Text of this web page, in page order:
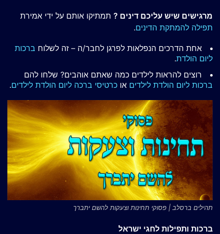
מרגישים שיש עליכם דינים ? תמתיקו אותם על ידי אמירת
תפילה להמתקת הדינים.
אחת הדרכים הנפלאות לפרגן לחבר/ה – זה לשלוח ברכות
ליום הולדת.
רוצים להראות לילדים כמה שאתם אוהבים? שלחו להם
ברכות ליום הולדת לילדים או כרטיסי ברכה ליום הולדת לילדים.
תהילים ברסלב | פסוקי תחינות וצעקות להשם יתברך
ברכות ותפילות לחגי ישראל